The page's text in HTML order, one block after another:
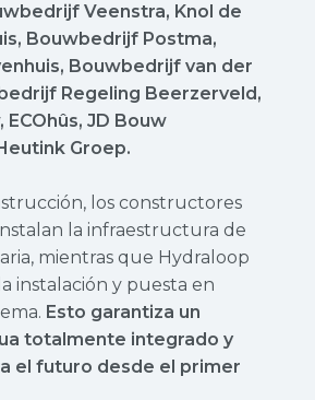
Veenstra, Knol de
Bouwbedrijf Postma,
Bouwbedrijf van der
Regeling Beerzerveld,
JD Bouw
Groep.
los constructores
la infraestructura de
mientras que Hydraloop
instalación y puesta en
Esto garantiza un
totalmente integrado y
el futuro desde el primer